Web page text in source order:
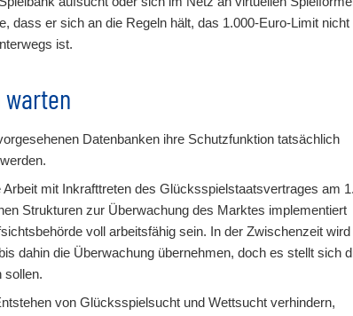
dass er sich an die Regeln hält, das 1.000-Euro-Limit nicht
ist.
Datenbanken ihre Schutzfunktion tatsächlich
mit Inkrafttreten des Glücksspielstaatsvertrages am
Strukturen zur Überwachung des Marktes implementiert
voll arbeitsfähig sein. In der Zwischenzeit wird
dahin die Überwachung übernehmen, doch es stellt sich
sollen.
von Glücksspielsucht und Wettsucht verhindern,